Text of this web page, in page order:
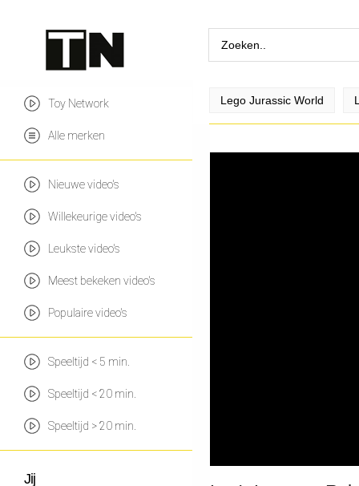
Toy Network
Alle merken
Nieuwe video's
Willekeurige video's
Leukste video's
Meest bekeken video's
Populaire video's
Speeltijd < 5 min.
Speeltijd < 20 min.
Speeltijd > 20 min.
Jij
Lego Jurassic World